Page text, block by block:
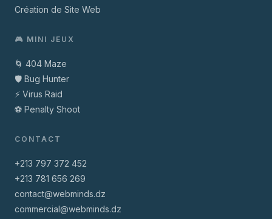
Création de Site Web
🎮 MINI JEUX
🌀 404 Maze
🛡️ Bug Hunter
⚡ Virus Raid
⚽ Penalty Shoot
CONTACT
+213 797 372 452
+213 781 656 269
contact@webminds.dz
commercial@webminds.dz